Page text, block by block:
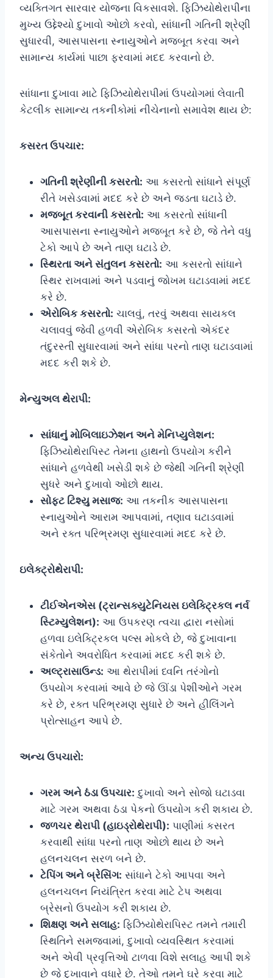
વ્યક્તિગત સારવાર યોજના વિકસાવશે. ફિઝિયોથેરાપીના
મુખ્ય ઉદ્દેશ્યો દુખાવો ઓછો કરવો, સાંધાની ગતિની શ્રેણી
સુધારવી, આસપાસના સ્નાયુઓને મજબૂત કરવા અને
સામાન્ય કાર્યમાં પાછા ફરવામાં મદદ કરવાનો છે.
સાંધાના દુખાવા માટે ફિઝિયોથેરાપીમાં ઉપયોગમાં લેવાતી
કેટલીક સામાન્ય તકનીકોમાં નીચેનાનો સમાવેશ થાય છે:
કસરત ઉપચાર:
ગતિની શ્રેણીની કસરતો: આ કસરતો સાંધાને સંપૂર્ણ
રીતે ખસેડવામાં મદદ કરે છે અને જડતા ઘટાડે છે.
મજબૂત કરવાની કસરતો: આ કસરતો સાંધાની
આસપાસના સ્નાયુઓને મજબૂત કરે છે, જે તેને વધુ
ટેકો આપે છે અને તાણ ઘટાડે છે.
સ્થિરતા અને સંતુલન કસરતો: આ કસરતો સાંધાને
સ્થિર રાખવામાં અને પડવાનું જોખમ ઘટાડવામાં મદદ
કરે છે.
એરોબિક કસરતો: ચાલવું, તરવું અથવા સાયકલ
ચલાવવું જેવી હળવી એરોબિક કસરતો એકંદર
તંદુરસ્તી સુધારવામાં અને સાંધા પરનો તાણ ઘટાડવામાં
મદદ કરી શકે છે.
મેન્યુઅલ થેરાપી:
સાંધાનું મોબિલાઇઝેશન અને મેનિપ્યુલેશન:
ફિઝિયોથેરાપિસ્ટ તેમના હાથનો ઉપયોગ કરીને
સાંધાને હળવેથી ખસેડી શકે છે જેથી ગતિની શ્રેણી
સુધરે અને દુખાવો ઓછો થાય.
સોફ્ટ ટિશ્યુ મસાજ: આ તકનીક આસપાસના
સ્નાયુઓને આરામ આપવામાં, તણાવ ઘટાડવામાં
અને રક્ત પરિભ્રમણ સુધારવામાં મદદ કરે છે.
ઇલેક્ટ્રોથેરાપી:
ટીઈએનએસ (ટ્રાન્સક્યુટેનિયસ ઇલેક્ટ્રિકલ નર્વ
સ્ટિમ્યુલેશન): આ ઉપકરણ ત્વચા દ્વારા નસોમાં
હળવા ઇલેક્ટ્રિકલ પલ્સ મોકલે છે, જે દુખાવાના
સંકેતોને અવરોધિત કરવામાં મદદ કરી શકે છે.
અલ્ટ્રાસાઉન્ડ: આ થેરાપીમાં ધ્વનિ તરંગોનો
ઉપયોગ કરવામાં આવે છે જે ઊંડા પેશીઓને ગરમ
કરે છે, રક્ત પરિભ્રમણ સુધારે છે અને હીલિંગને
પ્રોત્સાહન આપે છે.
અન્ય ઉપચારો:
ગરમ અને ઠંડા ઉપચાર: દુખાવો અને સોજો ઘટાડવા
માટે ગરમ અથવા ઠંડા પેકનો ઉપયોગ કરી શકાય છે.
જળચર થેરાપી (હાઇડ્રોથેરાપી): પાણીમાં કસરત
કરવાથી સાંધા પરનો તાણ ઓછો થાય છે અને
હલનચલન સરળ બને છે.
ટેપિંગ અને બ્રેસિંગ: સાંધાને ટેકો આપવા અને
હલનચલન નિયંત્રિત કરવા માટે ટેપ અથવા
બ્રેસનો ઉપયોગ કરી શકાય છે.
શિક્ષણ અને સલાહ: ફિઝિયોથેરાપિસ્ટ તમને તમારી
સ્થિતિને સમજવામાં, દુખાવો વ્યવસ્થિત કરવામાં
અને એવી પ્રવૃત્તિઓ ટાળવા વિશે સલાહ આપી શકે
છે જે દુખાવાને વધારે છે. તેઓ તમને ઘરે કરવા માટે